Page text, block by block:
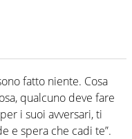
fatto niente. Cosa
qualcuno deve fare
i suoi avversari, ti
e spera che cadi te”.